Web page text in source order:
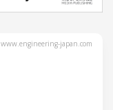
www.engineering-japan.com